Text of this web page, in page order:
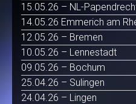
15.05.26 – NL-
14.05.26 Emmerich am
12.05.26 – Bremen
10.05.26 – Lennestadt
09.05.26 – Bochum
25.04.26 – Sulingen
24.04.26 – Lingen